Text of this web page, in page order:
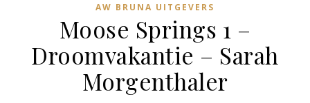
AW BRUNA UITGEVERS
Moose Springs 1 –
Droomvakantie – Sarah
Morgenthaler